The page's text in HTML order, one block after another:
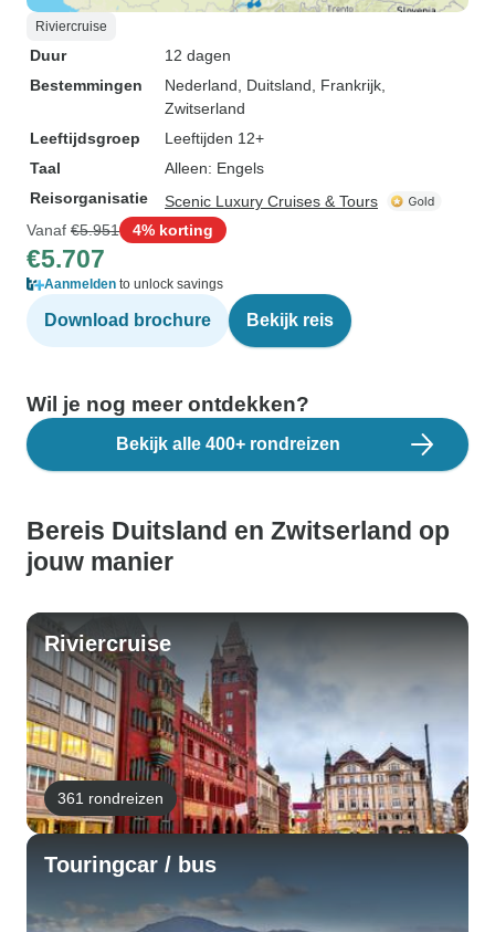
Riviercruise
Duur
12 dagen
Bestemmingen
Nederland , Duitsland , Frankrijk
Zwitserland
Leeftijdsgroep
Leeftijden 12+
Taal
Alleen: Engels
Reisorganisatie
Scenic Luxury Cruises & Tours
Vanaf €5.951 4% korting
€5.707
Aanmelden to unlock savings
Download brochure Bekijk reis
Wil je nog meer ontdekken?
Bekijk alle 400+ rondreizen
Bereis Duitsland en Zwitserland op
jouw manier
Riviercruise
361 rondreizen
Touringcar / bus